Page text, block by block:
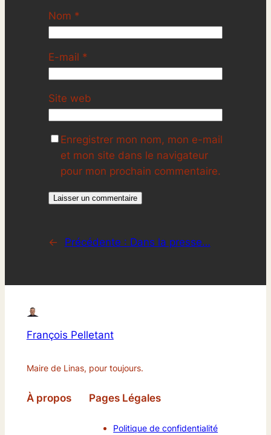
Nom *
E-mail *
Site web
Enregistrer mon nom, mon e-mail
et mon site dans le navigateur
pour mon prochain commentaire.
← Précédente : Dans la presse…
François Pelletant
Maire de Linas, pour toujours.
À propos Pages Légales
Politique de confidentialité